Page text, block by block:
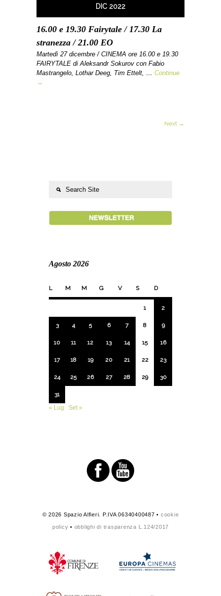
DIC 2022
16.00 e 19.30 Fairytale / 17.30 La
stranezza / 21.00 EO
Martedì 27 dicembre / CINEMA ore 16.00 e 19.30
FAIRYTALE di Aleksandr Sokurov con Fabio
Mastrangelo, Lothar Deeg, Tim Ettelt, … Continue
→
Next →
Agosto 2026
L M M G V S D
1 2
3 4 5 6 7 8 9
10 11 12 13 14 15 16
17 18 19 20 21 22 23
24 25 26 27 28 29 30
31
« Lug
Set »
© 2026 Spazio Alfieri. P.IVA 06340400487 • cookie
policy • obblighi di trasparenza L.124/2017